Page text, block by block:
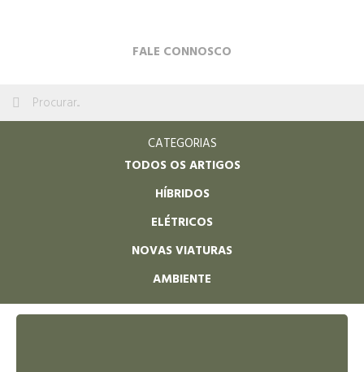
FALE CONNOSCO
CATEGORIAS
TODOS OS ARTIGOS
HÍBRIDOS
ELÉTRICOS
NOVAS VIATURAS
AMBIENTE